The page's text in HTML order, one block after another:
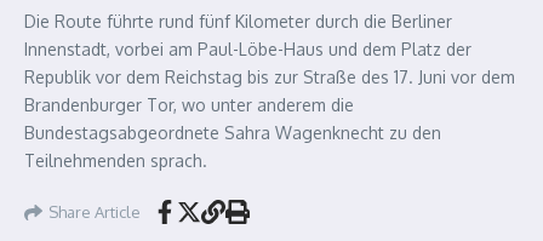
Die Route führte rund fünf Kilometer durch die Berliner
Innenstadt, vorbei am Paul-Löbe-Haus und dem Platz der
Republik vor dem Reichstag bis zur Straße des 17. Juni vor dem
Brandenburger Tor, wo unter anderem die
Bundestagsabgeordnete Sahra Wagenknecht zu den
Teilnehmenden sprach.
Share Article